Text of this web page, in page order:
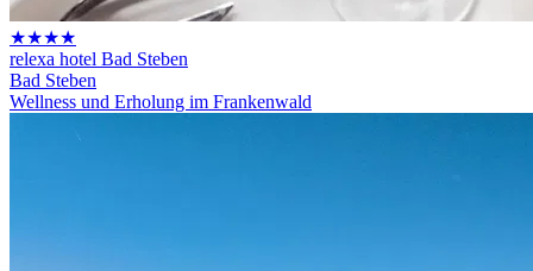
★★★★
relexa hotel Bad Steben
Bad Steben
Wellness und Erholung im Frankenwald